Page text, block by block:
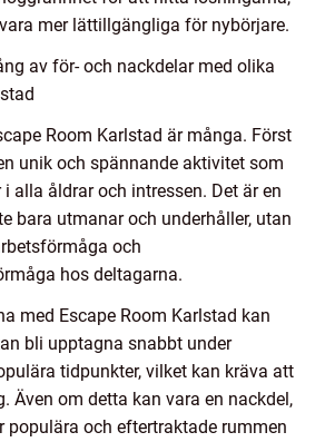
mer lättillgängliga för nybörjare.
av för- och nackdelar med olika
Room Karlstad är många. Först
unik och spännande aktivitet som
alla åldrar och intressen. Det är en
bara utmanar och underhåller, utan
och
hos deltagarna.
med Escape Room Karlstad kan
bli upptagna snabbt under
tidpunkter, vilket kan kräva att
Även om detta kan vara en nackdel,
populära och eftertraktade rummen